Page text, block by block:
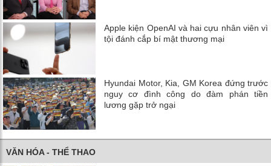
Apple kiện OpenAI và hai cựu nhân viên vì
tội đánh cắp bí mật thương mại
Hyundai Motor, Kia, GM Korea đứng trước
nguy cơ đình công do đàm phán tiền
lương gặp trở ngại
VĂN HÓA - THỂ THAO